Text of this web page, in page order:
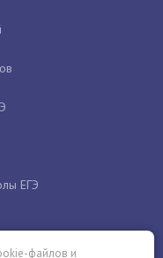
ЕГЭ
файлов и